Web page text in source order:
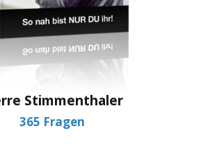
Stimmenthaler
365 Fragen